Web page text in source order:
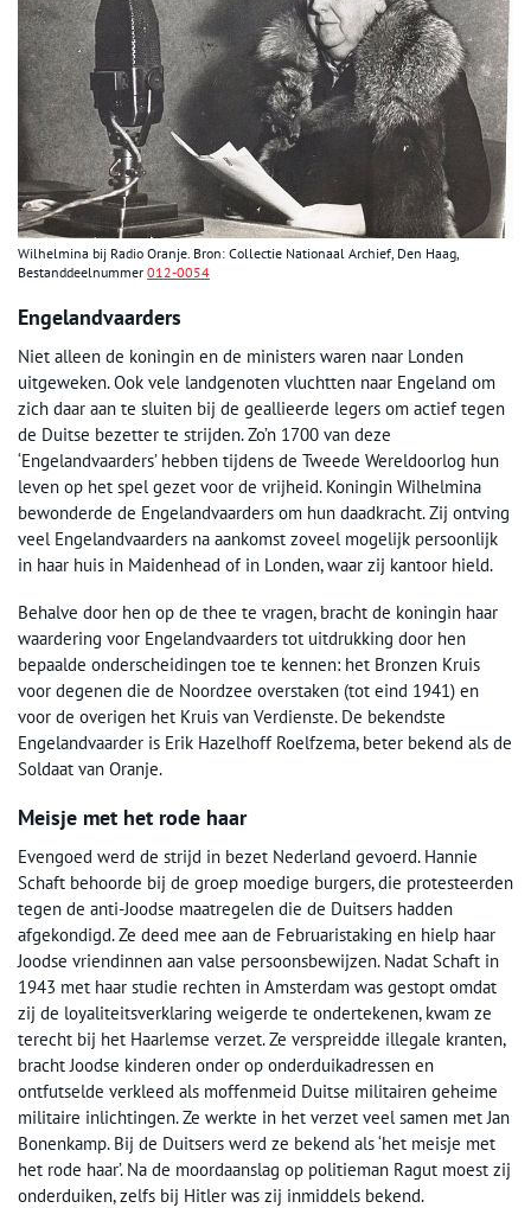
Wilhelmina bij Radio Oranje. Bron: Collectie Nationaal Archief, Den Haag,
Bestanddeelnummer 012-0054
Engelandvaarders
Niet alleen de koningin en de ministers waren naar Londen
uitgeweken. Ook vele landgenoten vluchtten naar Engeland om
zich daar aan te sluiten bij de geallieerde legers om actief tegen
de Duitse bezetter te strijden. Zo’n 1700 van deze
‘Engelandvaarders’ hebben tijdens de Tweede Wereldoorlog hun
leven op het spel gezet voor de vrijheid. Koningin Wilhelmina
bewonderde de Engelandvaarders om hun daadkracht. Zij ontving
veel Engelandvaarders na aankomst zoveel mogelijk persoonlijk
in haar huis in Maidenhead of in Londen, waar zij kantoor hield.
Behalve door hen op de thee te vragen, bracht de koningin haar
waardering voor Engelandvaarders tot uitdrukking door hen
bepaalde onderscheidingen toe te kennen: het Bronzen Kruis
voor degenen die de Noordzee overstaken (tot eind 1941) en
voor de overigen het Kruis van Verdienste. De bekendste
Engelandvaarder is Erik Hazelhoff Roelfzema, beter bekend als de
Soldaat van Oranje.
Meisje met het rode haar
Evengoed werd de strijd in bezet Nederland gevoerd. Hannie
Schaft behoorde bij de groep moedige burgers, die protesteerden
tegen de anti-Joodse maatregelen die de Duitsers hadden
afgekondigd. Ze deed mee aan de Februaristaking en hielp haar
Joodse vriendinnen aan valse persoonsbewijzen. Nadat Schaft in
1943 met haar studie rechten in Amsterdam was gestopt omdat
zij de loyaliteitsverklaring weigerde te ondertekenen, kwam ze
terecht bij het Haarlemse verzet. Ze verspreidde illegale kranten,
bracht Joodse kinderen onder op onderduikadressen en
ontfutselde verkleed als moffenmeid Duitse militairen geheime
militaire inlichtingen. Ze werkte in het verzet veel samen met Jan
Bonenkamp. Bij de Duitsers werd ze bekend als ‘het meisje met
het rode haar’. Na de moordaanslag op politieman Ragut moest zij
onderduiken, zelfs bij Hitler was zij inmiddels bekend.